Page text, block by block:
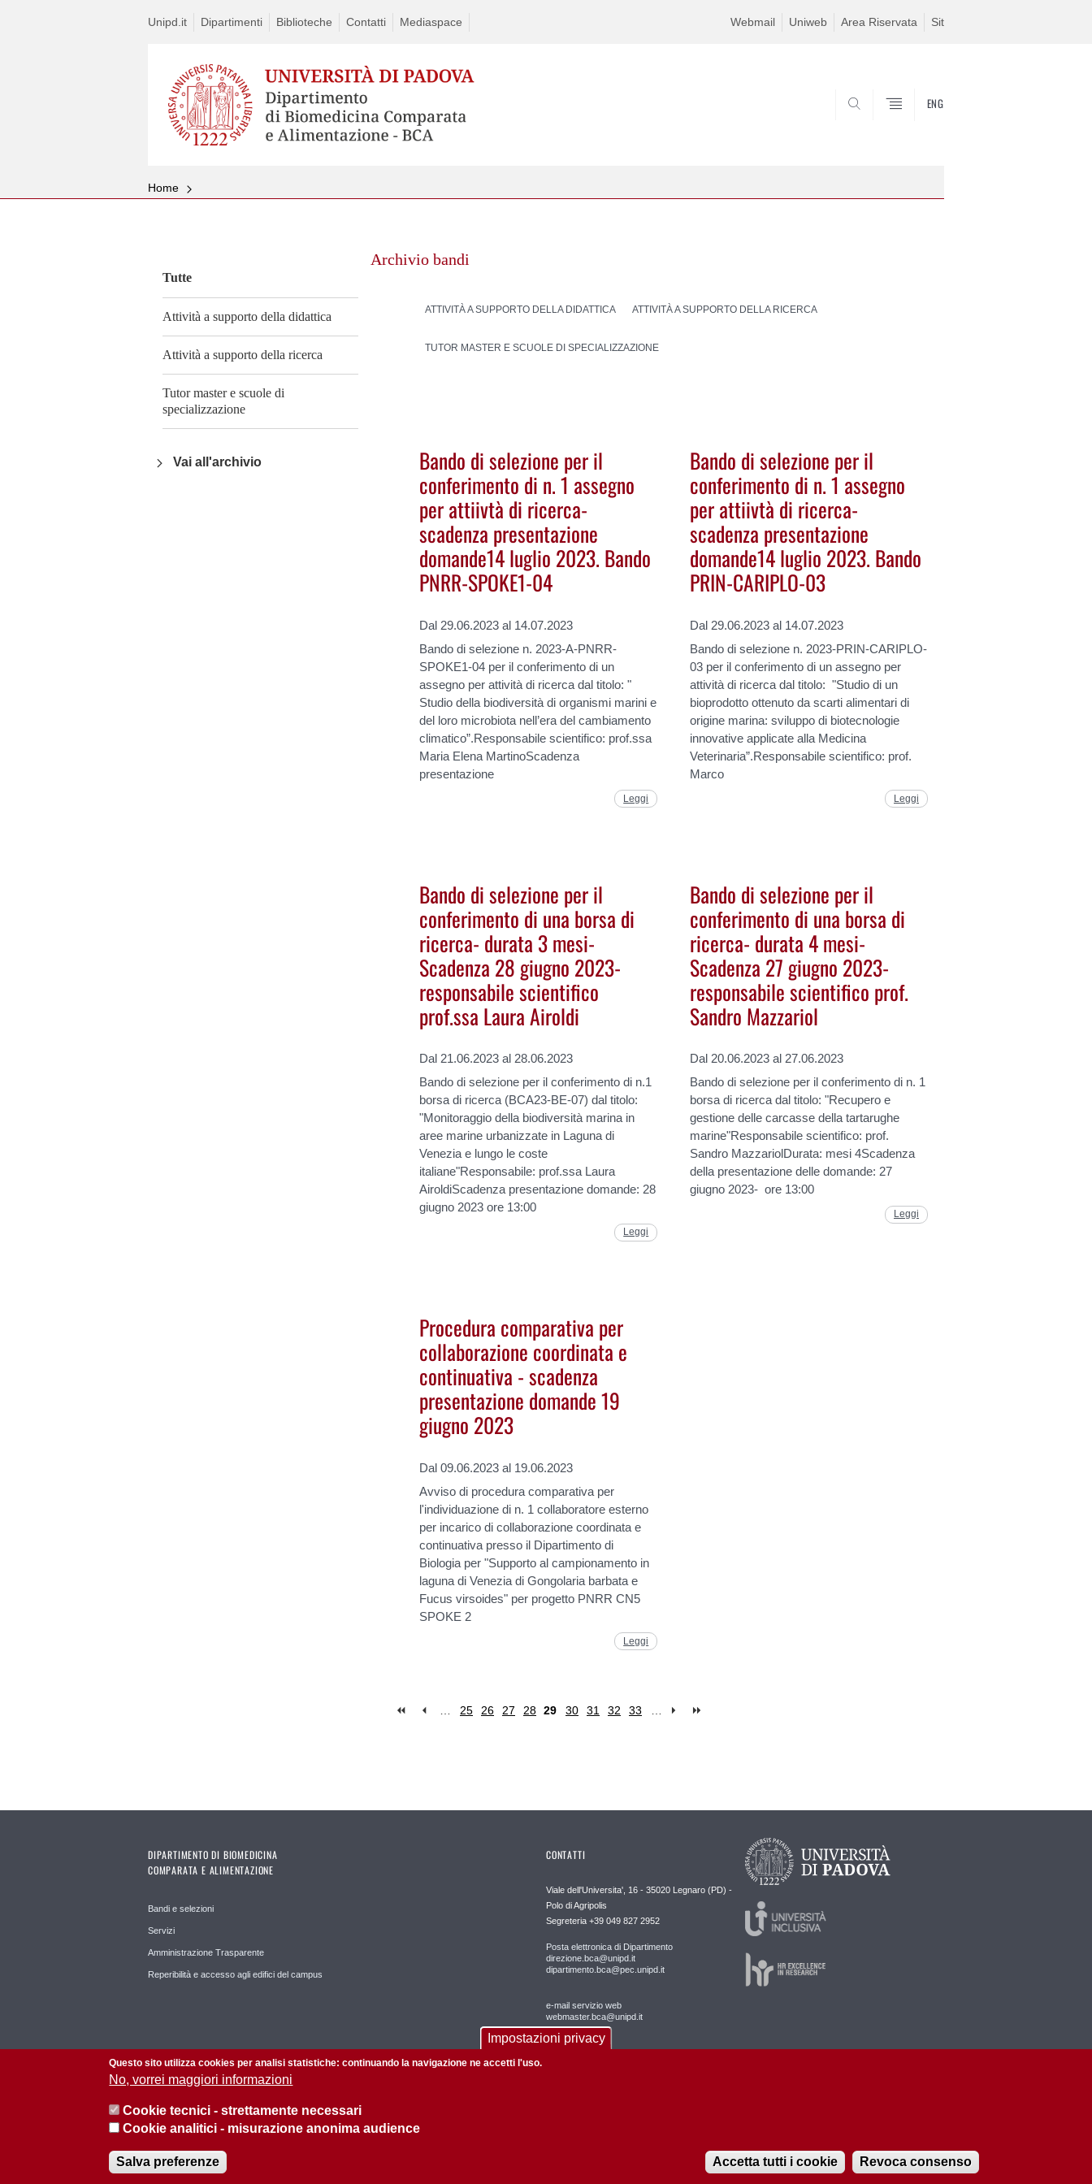
Unipd.it Dipartimenti Biblioteche Contatti Mediaspace Webmail Uniweb Area Riservata Sit
ENG
Home
Tutte
Attività a supporto della didattica
Attività a supporto della ricerca
Tutor master e scuole di
specializzazione
Vai all'archivio
Archivio bandi
ATTIVITÀ A SUPPORTO DELLA DIDATTICA ATTIVITÀ A SUPPORTO DELLA RICERCA
TUTOR MASTER E SCUOLE DI SPECIALIZZAZIONE
Bando di selezione per il
conferimento di n. 1 assegno
per attiivtà di ricerca-
scadenza presentazione
domande14 luglio 2023. Bando
PNRR-SPOKE1-04
Dal 29.06.2023 al 14.07.2023
Bando di selezione n. 2023-A-PNRR-
SPOKE1-04 per il conferimento di un
assegno per attività di ricerca dal titolo: "
Studio della biodiversità di organismi marini e
del loro microbiota nell’era del cambiamento
climatico”.Responsabile scientifico: prof.ssa
Maria Elena MartinoScadenza
presentazione
Leggi
Bando di selezione per il
conferimento di n. 1 assegno
per attiivtà di ricerca-
scadenza presentazione
domande14 luglio 2023. Bando
PRIN-CARIPLO-03
Dal 29.06.2023 al 14.07.2023
Bando di selezione n. 2023-PRIN-CARIPLO-
03 per il conferimento di un assegno per
attività di ricerca dal titolo: "Studio di un
bioprodotto ottenuto da scarti alimentari di
origine marina: sviluppo di biotecnologie
innovative applicate alla Medicina
Veterinaria”.Responsabile scientifico: prof.
Marco
Leggi
Bando di selezione per il
conferimento di una borsa di
ricerca- durata 3 mesi-
Scadenza 28 giugno 2023-
responsabile scientifico
prof.ssa Laura Airoldi
Dal 21.06.2023 al 28.06.2023
Bando di selezione per il conferimento di n.1
borsa di ricerca (BCA23-BE-07) dal titolo:
"Monitoraggio della biodiversità marina in
aree marine urbanizzate in Laguna di
Venezia e lungo le coste
italiane"Responsabile: prof.ssa Laura
AiroldiScadenza presentazione domande: 28
giugno 2023 ore 13:00
Leggi
Bando di selezione per il
conferimento di una borsa di
ricerca- durata 4 mesi-
Scadenza 27 giugno 2023-
responsabile scientifico prof.
Sandro Mazzariol
Dal 20.06.2023 al 27.06.2023
Bando di selezione per il conferimento di n. 1
borsa di ricerca dal titolo: "Recupero e
gestione delle carcasse della tartarughe
marine"Responsabile scientifico: prof.
Sandro MazzariolDurata: mesi 4Scadenza
della presentazione delle domande: 27
giugno 2023- ore 13:00
Leggi
Procedura comparativa per
collaborazione coordinata e
continuativa - scadenza
presentazione domande 19
giugno 2023
Dal 09.06.2023 al 19.06.2023
Avviso di procedura comparativa per
l'individuazione di n. 1 collaboratore esterno
per incarico di collaborazione coordinata e
continuativa presso il Dipartimento di
Biologia per "Supporto al campionamento in
laguna di Venezia di Gongolaria barbata e
Fucus virsoides" per progetto PNRR CN5
SPOKE 2
Leggi
… 25 26 27 28 29 30 31 32 33 …
DIPARTIMENTO DI BIOMEDICINA
COMPARATA E ALIMENTAZIONE
Bandi e selezioni
Servizi
Amministrazione Trasparente
Reperibilità e accesso agli edifici del campus
CONTATTI
Viale dell'Universita', 16 - 35020 Legnaro (PD) -
Polo di Agripolis
Segreteria +39 049 827 2952
Posta elettronica di Dipartimento
direzione.bca@unipd.it
dipartimento.bca@pec.unipd.it
e-mail servizio web
webmaster.bca@unipd.it
P.I. 00742430283 C.F. 80006480281
Impostazioni privacy
Questo sito utilizza cookies per analisi statistiche: continuando la navigazione ne accetti l'uso.
No, vorrei maggiori informazioni
Cookie tecnici - strettamente necessari
Cookie analitici - misurazione anonima audience
Salva preferenze Accetta tutti i cookie Revoca consenso